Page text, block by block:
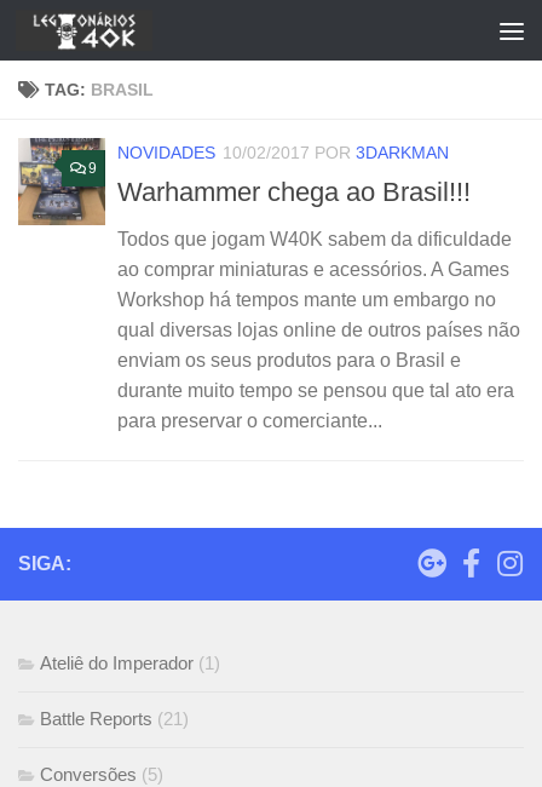
Skip to content
TAG: BRASIL
9
NOVIDADES 10/02/2017 POR 3DARKMAN
Warhammer chega ao Brasil!!!
Todos que jogam W40K sabem da dificuldade
ao comprar miniaturas e acessórios. A Games
Workshop há tempos mante um embargo no
qual diversas lojas online de outros países não
enviam os seus produtos para o Brasil e
durante muito tempo se pensou que tal ato era
para preservar o comerciante...
SIGA:
Ateliê do Imperador (1)
Battle Reports (21)
Conversões (5)